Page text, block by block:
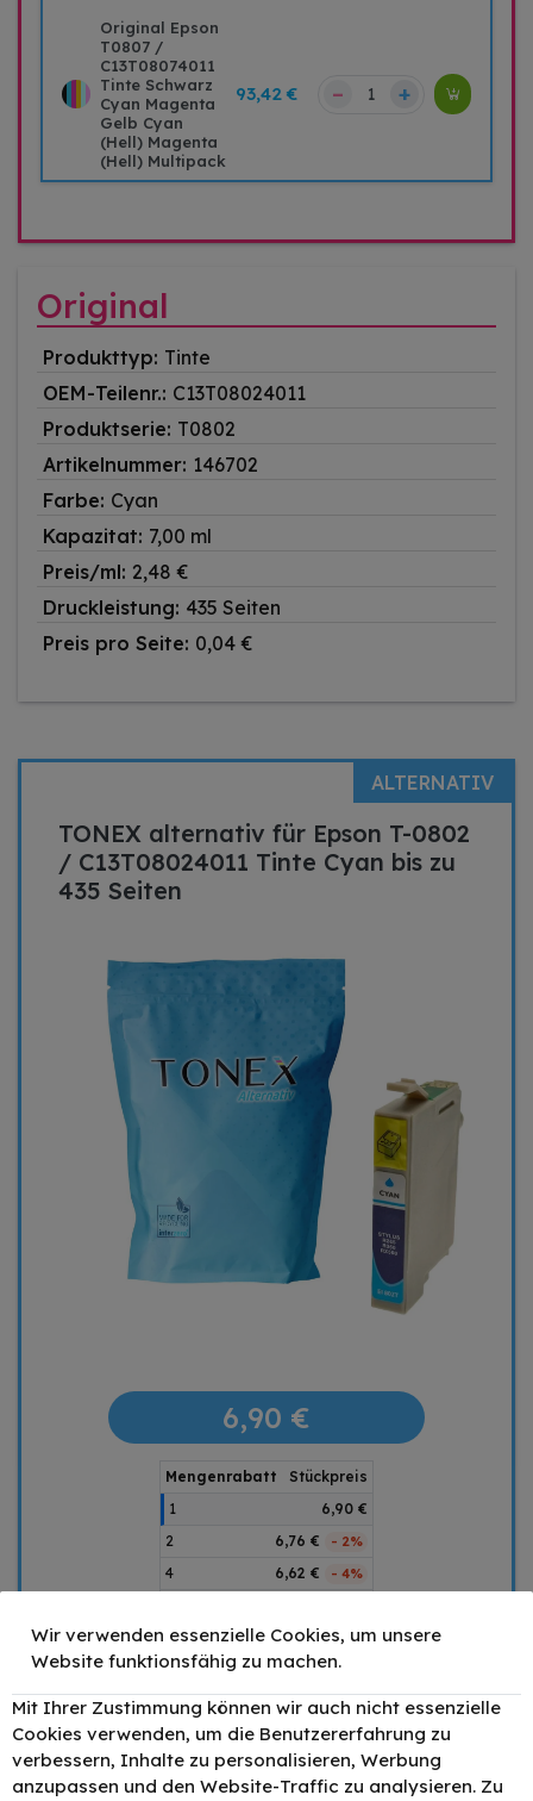
Original Epson
T0807 /
C13T08074011
Tinte Schwarz
Cyan Magenta
Gelb Cyan
(Hell) Magenta
(Hell) Multipack
93,42 € – +
Original
Produkttyp: Tinte
OEM-Teilenr.: C13T08024011
Produktserie: T0802
Artikelnummer: 146702
Farbe: Cyan
Kapazitat: 7,00 ml
Preis/ml: 2,48 €
Druckleistung: 435 Seiten
Preis pro Seite: 0,04 €
ALTERNATIV
TONEX alternativ für Epson T-0802
/ C13T08024011 Tinte Cyan bis zu
435 Seiten
6,90 €
Mengenrabatt
Stückpreis
1
6,90 €
2
6,76 € - 2%
4 6,62 € - 4%
– +
IN DEN WARENKORB
Preis inkl. MwSt. zzgl.Versand
1 x Cyan
Wir verwenden essenzielle Cookies, um unsere
Website funktionsfähig zu machen.
Mit Ihrer Zustimmung können wir auch nicht essenzielle
Cookies verwenden, um die Benutzererfahrung zu
verbessern, Inhalte zu personalisieren, Werbung
anzupassen und den Website-Traffic zu analysieren. Zu